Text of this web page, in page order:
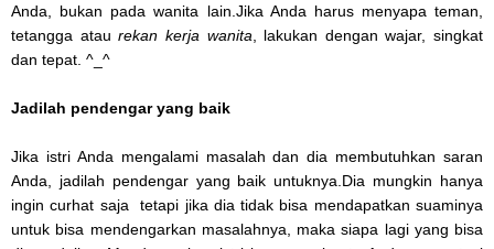
Anda, bukan pada wanita lain.Jika Anda harus menyapa teman,
tetangga ataurekan kerja wanita , lakukan dengan wajar, singkat
dan tepat. ^_^
Jadilah pendengar yang baik
Jika istri Anda mengalami masalah dan dia membutuhkan saran
Anda, jadilah pendengar yang baik untuknya.Dia mungkin hanya
ingin curhat saja tetapi jika dia tidak bisa mendapatkan suaminya
untuk bisa mendengarkan masalahnya, maka siapa lagi yang bisa